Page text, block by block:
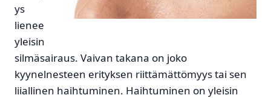
ys
lienee
yleisin
silmäsairaus. Vaivan takana on joko
kyynelnesteen erityksen riittämättömyys tai sen
liiallinen haihtuminen. Haihtuminen on yleisin